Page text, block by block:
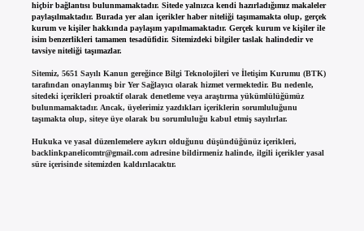
hiçbir bağlantısı bulunmamaktadır. Sitede yalnızca kendi hazırladığımız makaleler
paylaşılmaktadır. Burada yer alan içerikler haber niteliği taşımamakta olup, gerçek
kurum ve kişiler hakkında paylaşım yapılmamaktadır. Gerçek kurum ve kişiler ile
isim benzerlikleri tamamen tesadüfidir. Sitemizdeki bilgiler taslak halindedir ve
tavsiye niteliği taşımazlar.
Sitemiz, 5651 Sayılı Kanun gereğince Bilgi Teknolojileri ve İletişim Kurumu (BTK)
tarafından onaylanmış bir Yer Sağlayıcı olarak hizmet vermektedir. Bu nedenle,
sitedeki içerikleri proaktif olarak denetleme veya araştırma yükümlülüğümüz
bulunmamaktadır. Ancak, üyelerimiz yazdıkları içeriklerin sorumluluğunu
taşımakta olup, siteye üye olarak bu sorumluluğu kabul etmiş sayılırlar.
Hukuka ve yasal düzenlemelere aykırı olduğunu düşündüğünüz içerikleri,
backlinkpanelicomtr@gmail.comadresine bildirmeniz halinde, ilgili içerikler yasal
süre içerisinde sitemizden kaldırılacaktır.